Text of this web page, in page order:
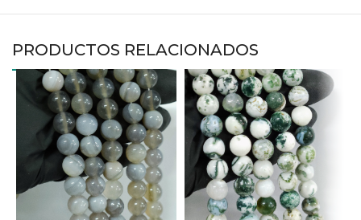
PRODUCTOS RELACIONADOS